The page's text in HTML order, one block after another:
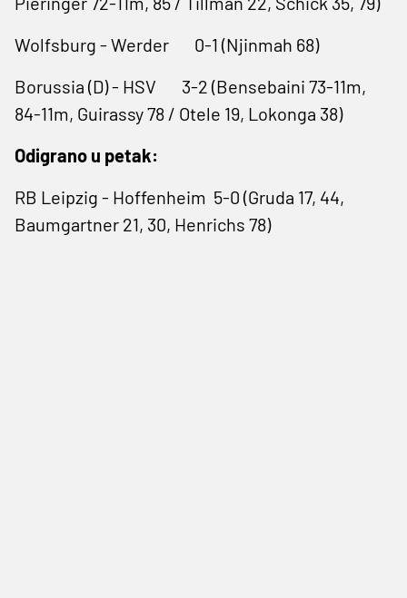
Wolfsburg - Werder 0-1 (Njinmah 68)
Borussia (D) - HSV 3-2 (Bensebaini 73-11m,
84-11m, Guirassy 78 / Otele 19, Lokonga 38)
Odigrano u petak:
RB Leipzig - Hoffenheim 5-0 (Gruda 17, 44,
Baumgartner 21, 30, Henrichs 78)